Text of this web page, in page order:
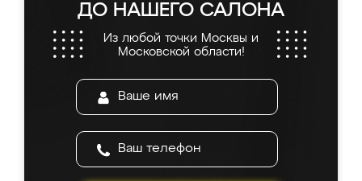
ДО НАШЕГО САЛОНА
Из любой точки Москвы и
Московской области!